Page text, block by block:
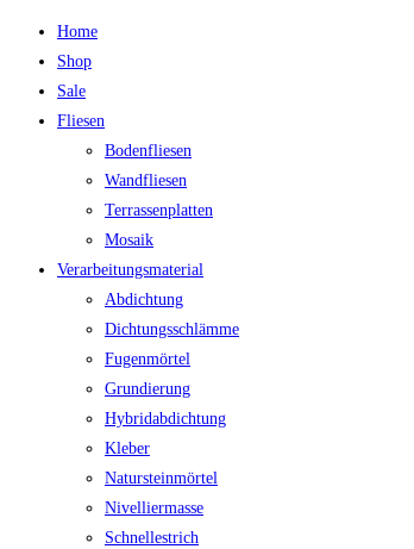
Home
Shop
Sale
Fliesen
Bodenfliesen
Wandfliesen
Terrassenplatten
Mosaik
Verarbeitungsmaterial
Abdichtung
Dichtungsschlämme
Fugenmörtel
Grundierung
Hybridabdichtung
Kleber
Natursteinmörtel
Nivelliermasse
Schnellestrich